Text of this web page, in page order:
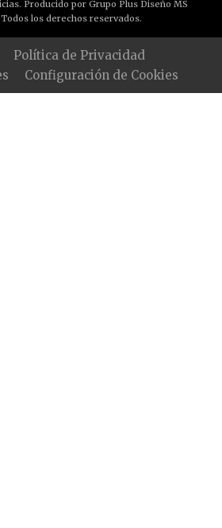
Producido por Grupo Plus Diseño MS
los derechos reservados.
Política de Privacidad
Configuración de Cookies